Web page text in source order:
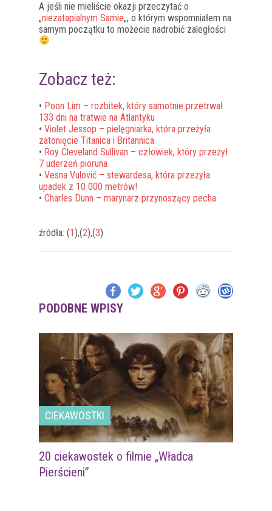
A jeśli nie mieliście okazji przeczytać o
„niezatapialnym Samie„, o którym wspomniałem na
samym początku to możecie nadrobić zaległości
Zobacz też:
• Poon Lim – rozbitek, który samotnie przetrwał
133 dni na tratwie na Atlantyku
• Violet Jessop – pielęgniarka, która przeżyła
zatonięcie Titanica i Britannica
• Roy Cleveland Sullivan – człowiek, który przeżył
7 uderzeń pioruna
• Vesna Vulović – stewardesa, która przeżyła
upadek z 10 000 metrów!
• Charles Dunn – marynarz przynoszący pecha
źródła: (1),(2),(3)
PODOBNE WPISY
CIEKAWOSTKI
20 ciekawostek o filmie „Władca
Pierścieni”